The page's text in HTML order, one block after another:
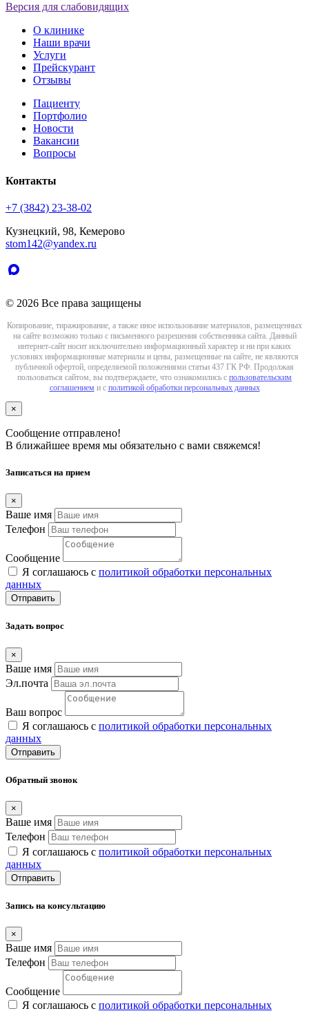
Версия для слабовидящих
О клинике
Наши врачи
Услуги
Прейскурант
Отзывы
Пациенту
Портфолио
Новости
Вакансии
Вопросы
Контакты
+7 (3842) 23-38-02
Кузнецкий, 98, Кемерово
stom142@yandex.ru
© 2026 Все права защищены
Копирование, тиражирование, а также иное использование материалов, размещенных
на сайте возможно только с письменного разрешения собственника сайта. Данный
интернет-сайт носит исключительно информационный характер и ни при каких
условиях информационные материалы и цены, размещенные на сайте, не являются
публичной офертой, определяемой положениями статьи 437 ГК РФ. Продолжая
пользоваться сайтом, вы подтверждаете, что ознакомились с пользовательским
соглашением и с политикой обработки персональных данных
×
Сообщение отправлено!
В ближайшее время мы обязательно с вами свяжемся!
Записаться на прием
×
Ваше имя
Телефон
Сообщение
Я соглашаюсь с политикой обработки персональных
данных
Отправить
Задать вопрос
×
Ваше имя
Эл.почта
Ваш вопрос
Я соглашаюсь с политикой обработки персональных
данных
Отправить
Обратный звонок
×
Ваше имя
Телефон
Я соглашаюсь с политикой обработки персональных
данных
Отправить
Запись на консультацию
×
Ваше имя
Телефон
Сообщение
Я соглашаюсь с политикой обработки персональных